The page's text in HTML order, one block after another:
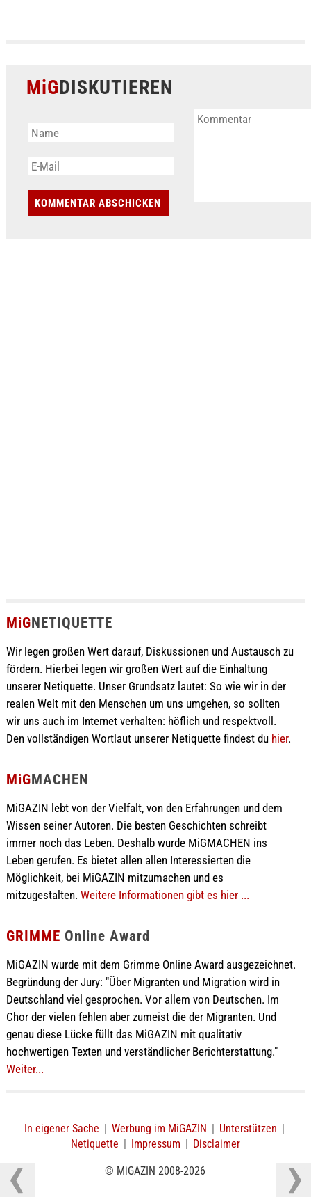
MiGDISKUTIEREN
MiGNETIQUETTE
Wir legen großen Wert darauf, Diskussionen und Austausch zu
fördern. Hierbei legen wir großen Wert auf die Einhaltung
unserer Netiquette. Unser Grundsatz lautet: So wie wir in der
realen Welt mit den Menschen um uns umgehen, so sollten
wir uns auch im Internet verhalten: höflich und respektvoll.
Den vollständigen Wortlaut unserer Netiquette findest du hier.
MiGMACHEN
MiGAZIN lebt von der Vielfalt, von den Erfahrungen und dem
Wissen seiner Autoren. Die besten Geschichten schreibt
immer noch das Leben. Deshalb wurde MiGMACHEN ins
Leben gerufen. Es bietet allen allen Interessierten die
Möglichkeit, bei MiGAZIN mitzumachen und es
mitzugestalten. Weitere Informationen gibt es hier ...
GRIMME Online Award
MiGAZIN wurde mit dem Grimme Online Award ausgezeichnet.
Begründung der Jury: "Über Migranten und Migration wird in
Deutschland viel gesprochen. Vor allem von Deutschen. Im
Chor der vielen fehlen aber zumeist die der Migranten. Und
genau diese Lücke füllt das MiGAZIN mit qualitativ
hochwertigen Texten und verständlicher Berichterstattung."
Weiter...
In eigener Sache | Werbung im MiGAZIN | Unterstützen |
Netiquette | Impressum | Disclaimer
© MiGAZIN 2008-2026